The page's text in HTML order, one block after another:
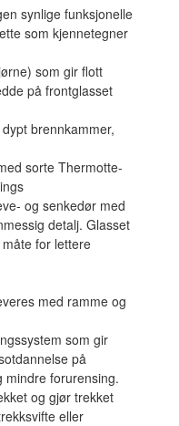
synlige funksjonelle
som kjennetegner
som gir flott
på frontglasset
brennkammer,
sorte Thermotte-
og senkedør med
detalj. Glasset
for lettere
med ramme og
som gir
på
mindre forurensing.
og gjør trekket
eller